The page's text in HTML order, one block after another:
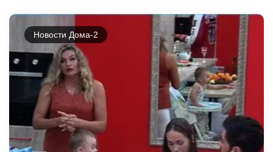
Новости Дома-2